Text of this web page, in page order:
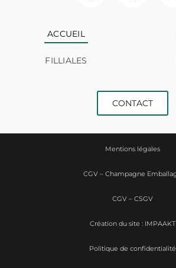
ACCUEIL
FILLIALES
CONTACT
Mentions légales
CGV – Champagne
CGV – CSGV
Politique de confidentialité
Création du site : IMPAAKT